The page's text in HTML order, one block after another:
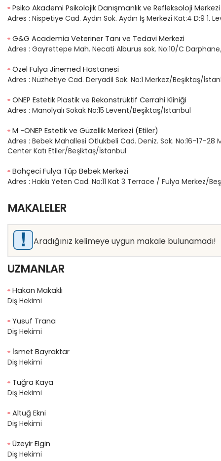
Psiko Akademi Psikolojik Danışmanlık ve Refleksoloji
Adres : Nispetiye Cad. Aydın Sok. Aydın İş Merkezi Kat:4 D:9 1.
G&G Academia Veteriner Tanı ve Tedavi Merkezi
Adres : Gayrettepe Mah. Necati Alburus sok. No:10/C
Özel Fulya Jinemed Hastanesi
Adres : Nüzhetiye Cad. Deryadil Sok. No:1 Merkez/Beşiktaş/
ONEP Estetik Plastik ve Rekonstrüktif Cerrahi Kliniği
Adres : Manolyalı Sokak No:15 Levent/Beşiktaş/İstanbul
M -ONEP Estetik ve Güzellik Merkezi (Etiler)
Adres : Bebek Mahallesi Otlukbeli Cad. Deniz. Sok. No:16-17-28
Center Katı Etiler/Beşiktaş/İstanbul
Bahçeci Fulya Tüp Bebek Merkezi
Adres : Hakkı Yeten Cad. No:11 Kat 3 Terrace / Fulya Merkez/
MAKALELER
Aradığınız kelimeye uygun makale bulunamadı!
UZMANLAR
Hakan Makaklı
Diş Hekimi
Yusuf Trana
Diş Hekimi
İsmet Bayraktar
Diş Hekimi
Tuğra Kaya
Diş Hekimi
Altuğ Ekni
Diş Hekimi
Üzeyir Elgin
Diş Hekimi